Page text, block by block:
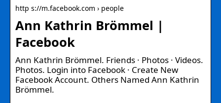
http s://m.facebook.com › people
Ann Kathrin Brömmel |
Facebook
Ann Kathrin Brömmel. Friends · Photos · Videos.
Photos. Login into Facebook · Create New
Facebook Account. Others Named Ann Kathrin
Brömmel.